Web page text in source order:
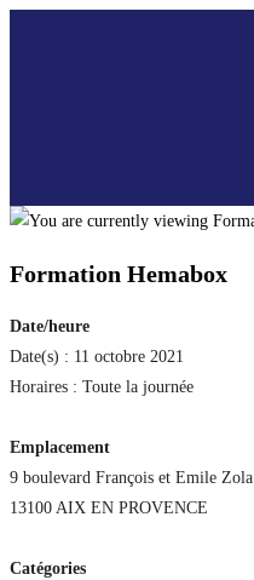
Formation Hemabox
Date/heure
Date(s) : 11 octobre 2021
Horaires : Toute la journée
Emplacement
9 boulevard François et Emile Zola
13100 AIX EN PROVENCE
Catégories